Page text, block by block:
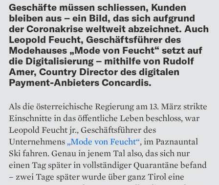
Geschäfte müssen schliessen, Kunden
bleiben aus – ein Bild, das sich aufgrund
der Coronakrise weltweit abzeichnet. Auch
Leopold Feucht, Geschäftsführer des
Modehauses „Mode von Feucht“ setzt auf
die Digitalisierung – mithilfe von Rudolf
Amer, Country Director des digitalen
Payment-Anbieters Concardis.
Als die österreichische Regierung am 13. März strikte
Einschnitte in das öffentliche Leben beschloss, war
Leopold Feucht jr., Geschäftsführer des
Unternehmens „Mode von Feucht“, im Paznauntal
Ski fahren. Genau in jenem Tal also, das sich nur
einen Tag später in vollständiger Quarantäne befand
– zwei Tage später wurde über ganz Tirol eine